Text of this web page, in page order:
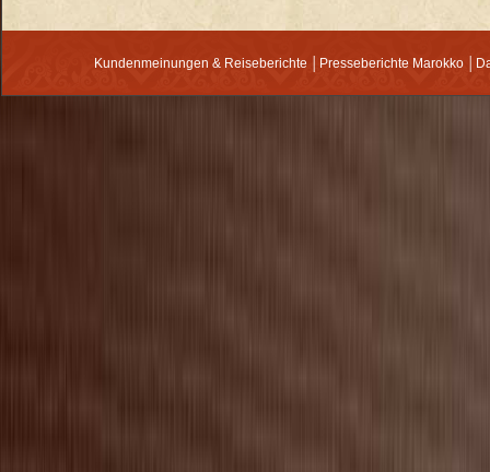
Kundenmeinungen & Reiseberichte Presseberichte Marokko